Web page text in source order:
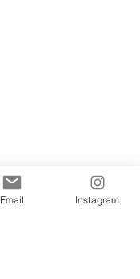
Email Instagram